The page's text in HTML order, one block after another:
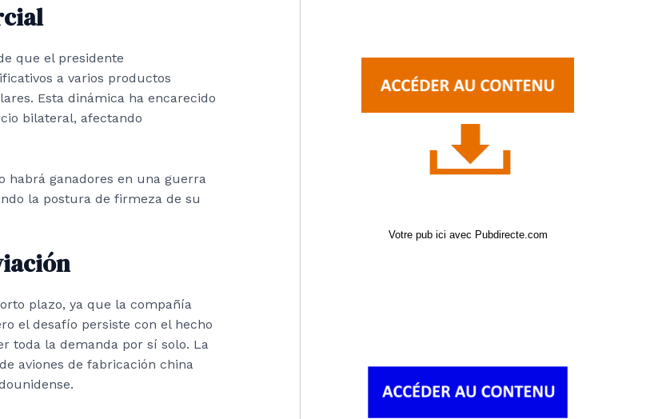
que el presidente
a varios productos
Esta dinámica ha encarecido
bilateral, afectando
habrá ganadores en una guerra
la postura de firmeza de su
plazo, ya que la compañía
el desafío persiste con el hecho
toda la demanda por sí solo. La
aviones de fabricación china
Votre pub ici avec Pubdirecte.com